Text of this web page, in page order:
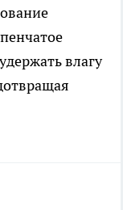
влагу